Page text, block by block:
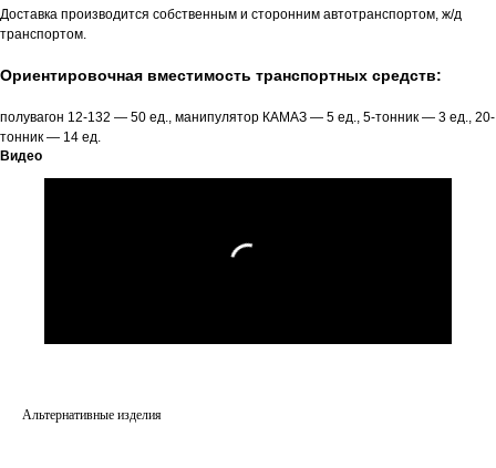
Доставка производится собственным и сторонним автотранспортом, ж/д
транспортом.
Ориентировочная вместимость транспортных средств:
полувагон 12-132 — 50 ед., манипулятор КАМАЗ — 5 ед., 5-тонник — 3 ед., 20-
тонник — 14 ед.
Видео
Альтернативные изделия